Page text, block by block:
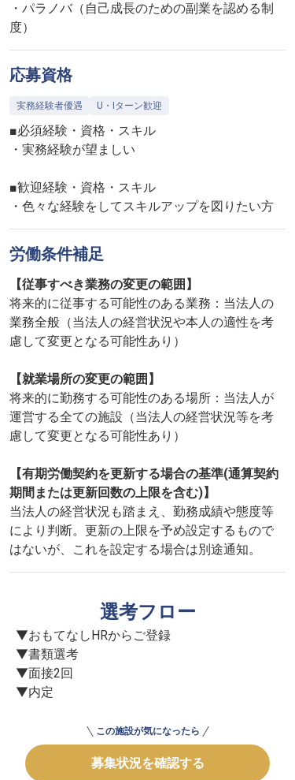
・パラノバ（自己成長のための副業を認める制
度）
応募資格
実務経験者優遇 U・Iターン歓迎
■必須経験・資格・スキル
・実務経験が望ましい
■歓迎経験・資格・スキル
・色々な経験をしてスキルアップを図りたい方
労働条件補足
【従事すべき業務の変更の範囲】
将来的に従事する可能性のある業務：当法人の
業務全般（当法人の経営状況や本人の適性を考
慮して変更となる可能性あり）
【就業場所の変更の範囲】
将来的に勤務する可能性のある場所：当法人が
運営する全ての施設（当法人の経営状況等を考
慮して変更となる可能性あり）
【有期労働契約を更新する場合の基準(通算契約
期間または更新回数の上限を含む)】
当法人の経営状況も踏まえ、勤務成績や態度等
により判断。更新の上限を予め設定するもので
はないが、これを設定する場合は別途通知。
選考フロー
▼おもてなしHRからご登録
▼書類選考
▼面接2回
▼内定
この施設が気になったら
募集状況を確認する